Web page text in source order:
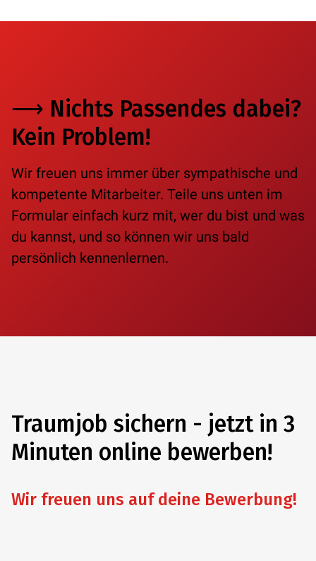
⟶ Nichts Passendes dabei?
Kein Problem!
Wir freuen uns immer über sympathische und
kompetente Mitarbeiter. Teile uns unten im
Formular einfach kurz mit, wer du bist und was
du kannst, und so können wir uns bald
persönlich kennenlernen.
Traumjob sichern - jetzt in 3
Minuten online bewerben!
Wir freuen uns auf deine Bewerbung!